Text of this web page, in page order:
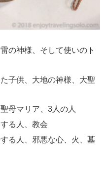
の神様、そして使いのト
子供、大地の神様、大聖
母マリア、3人の人
る人、教会
る人、邪悪な心、火、墓